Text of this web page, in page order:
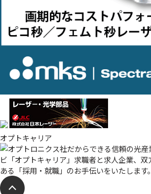
オプトキャリア